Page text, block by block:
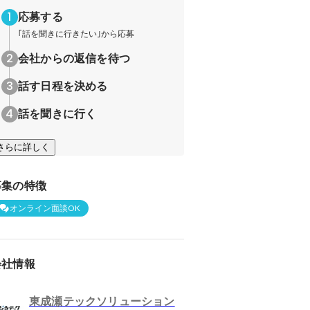
応募する
｢話を聞きに行きたい｣から応募
会社からの返信を待つ
話す日程を決める
話を聞きに行く
らに詳しく
の特徴
オンライン面談OK
情報
東成瀬テックソリューション